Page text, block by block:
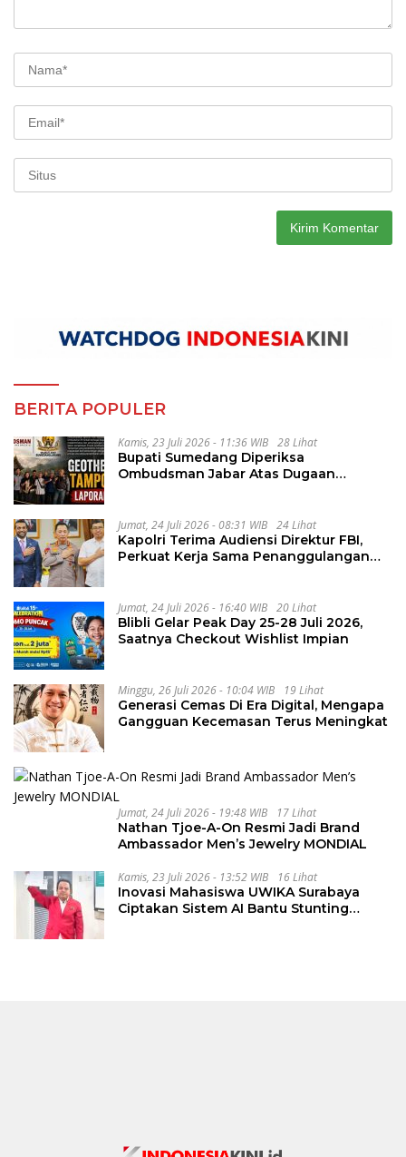
BERITA POPULER
Kamis, 23 Juli 2026 - 11:36 WIB 28 Lihat
Bupati Sumedang Diperiksa
Ombudsman Jabar Atas Dugaan
Jumat, 24 Juli 2026 - 08:31 WIB 24 Lihat
Kapolri Terima Audiensi Direktur FBI,
Perkuat Kerja Sama Penanggulangan
Jumat, 24 Juli 2026 - 16:40 WIB 20 Lihat
Blibli Gelar Peak Day 25-28 Juli 2026,
Saatnya Checkout Wishlist Impian
Minggu, 26 Juli 2026 - 10:04 WIB 19 Lihat
Generasi Cemas Di Era Digital, Mengapa
Gangguan Kecemasan Terus Meningkat
Jumat, 24 Juli 2026 - 19:48 WIB 17 Lihat
Nathan Tjoe-A-On Resmi Jadi Brand
Ambassador Men’s Jewelry MONDIAL
Kamis, 23 Juli 2026 - 13:52 WIB 16 Lihat
Inovasi Mahasiswa UWIKA Surabaya
Ciptakan Sistem AI Bantu Stunting